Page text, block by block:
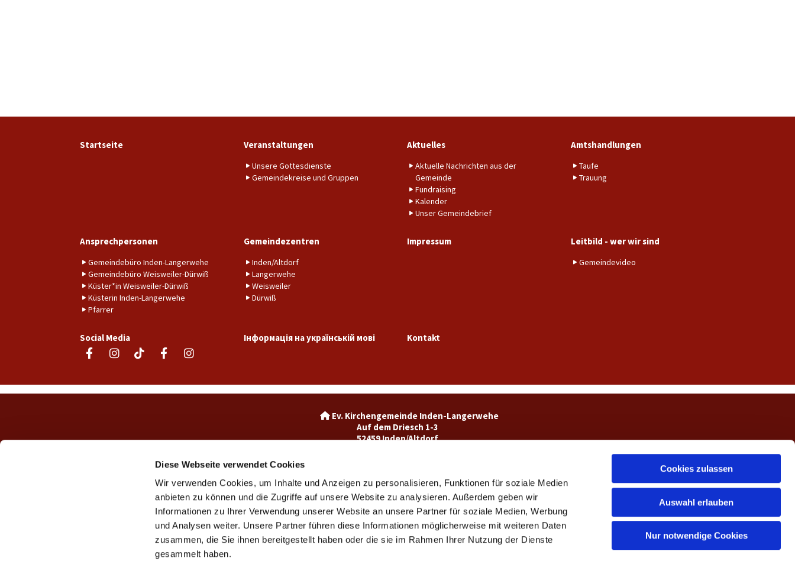
Diese Webseite verwendet Cookies
Wir verwenden Cookies, um Inhalte und Anzeigen zu personalisieren, Funktionen für soziale Medien
anbieten zu können und die Zugriffe auf unsere Website zu analysieren. Außerdem geben wir
Informationen zu Ihrer Verwendung unserer Website an unsere Partner für soziale Medien, Werbung
und Analysen weiter. Unsere Partner führen diese Informationen möglicherweise mit weiteren Daten
zusammen, die Sie ihnen bereitgestellt haben oder die sie im Rahmen Ihrer Nutzung der Dienste
gesammelt haben.
Cookies zulassen
Auswahl erlauben
Nur notwendige Cookies
Startseite Veranstaltungen
Unsere Gottesdienste
Gemeindekreise und Gruppen
Aktuelles
Aktuelle Nachrichten aus der
Gemeinde
Fundraising
Kalender
Unser Gemeindebrief
Amtshandlungen
Taufe
Trauung
Ansprechpersonen
Gemeindebüro Inden-Langerwehe
Gemeindebüro Weisweiler-Dürwiß
Küster*in Weisweiler-Dürwiß
Küsterin Inden-Langerwehe
Pfarrer
Gemeindezentren
Inden/Altdorf
Langerwehe
Weisweiler
Dürwiß
Impressum Leitbild - wer wir sind
Gemeindevideo
Social Media Інформація на українській мові Kontakt
Ev. Kirchengemeinde Inden-Langerwehe
Auf dem Driesch 1-3
52459 Inden/Altdorf
Ev. Kirchengemeinde Weisweiler-Dürwiß
Burgweg 7
52249 Eschweiler
weisweiler@ekir.de
02403 / 65265